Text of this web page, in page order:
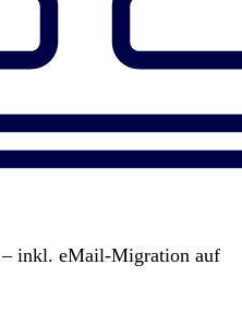
– inkl. eMail-Migration auf